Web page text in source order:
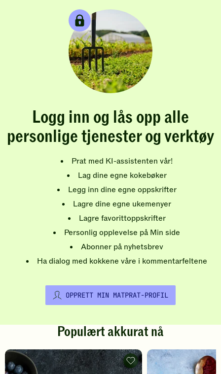
Logg inn og lås opp alle
personlige tjenester og verktøy
Prat med KI-assistenten vår!
Lag dine egne kokebøker
Legg inn dine egne oppskrifter
Lagre dine egne ukemenyer
Lagre favorittoppskrifter
Personlig opplevelse på Min side
Abonner på nyhetsbrev
Ha dialog med kokkene våre i kommentarfeltene
OPPRETT MIN MATPRAT-PROFIL
Populært akkurat nå
Pannekaker
-